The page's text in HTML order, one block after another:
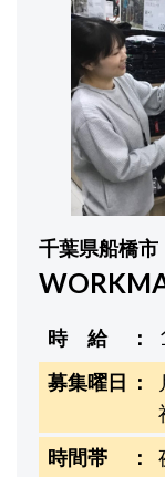
千葉県船橋市
時 給
募集曜日
時間帯